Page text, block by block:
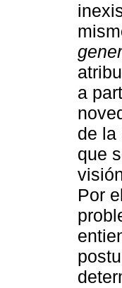
a
de la
que
Por